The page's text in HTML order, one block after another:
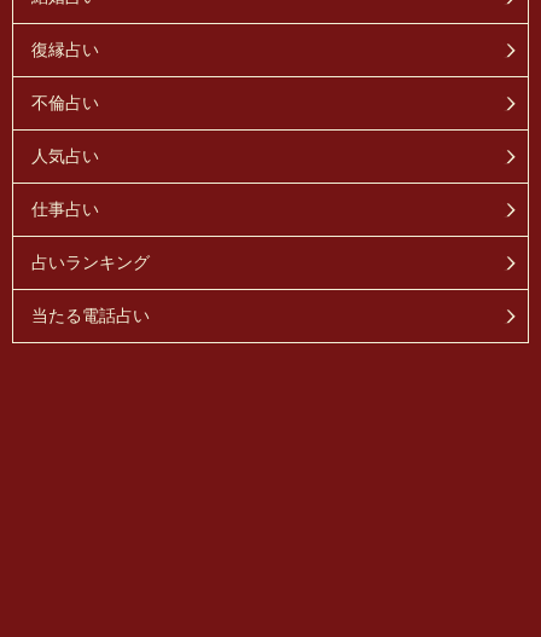
復縁占い
不倫占い
人気占い
仕事占い
占いランキング
当たる電話占い